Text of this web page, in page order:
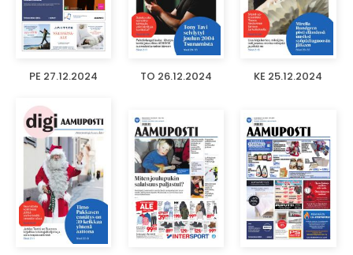
PE 27.12.2024 TO 26.12.2024 KE 25.12.2024